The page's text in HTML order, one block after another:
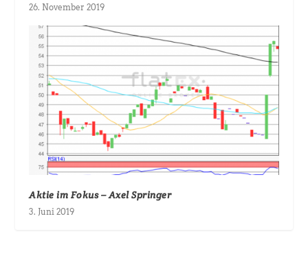
26. November 2019
Aktie im Fokus – Axel Springer
3. Juni 2019